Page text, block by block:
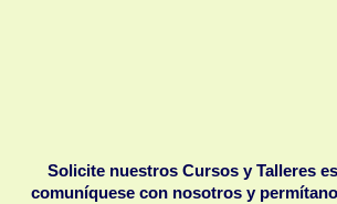
Solicite nuestros Cursos y Talleres
comuníquese con nosotros y